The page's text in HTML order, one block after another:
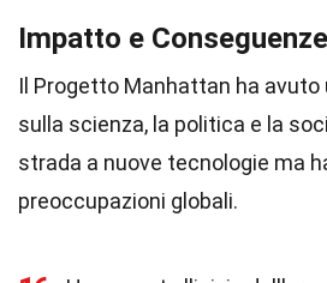
Impatto e
Il Progetto Manhattan ha
sulla scienza, la politica e la
strada a nuove tecnologie ma
preoccupazioni globali.